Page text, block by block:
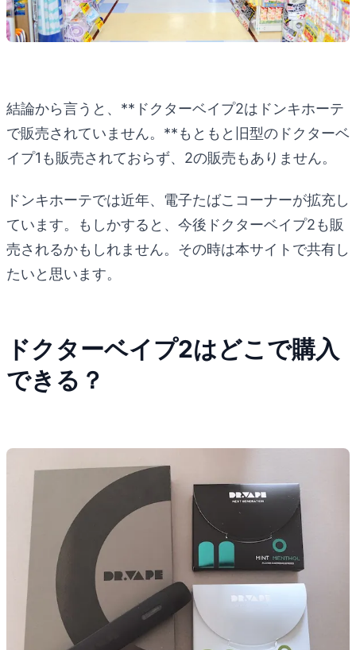
結論から言うと、**ドクターベイプ2はドンキホーテ
で販売されていません。**もともと旧型のドクターベ
イプ1も販売されておらず、2の販売もありません。
ドンキホーテでは近年、電子たばこコーナーが拡充し
ています。もしかすると、今後ドクターベイプ2も販
売されるかもしれません。その時は本サイトで共有し
たいと思います。
ドクターベイプ2はどこで購入
できる？